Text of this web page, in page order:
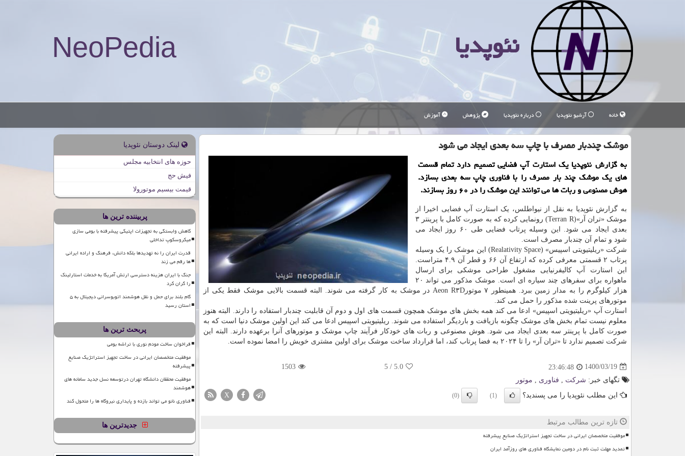
نئوپدیا NeoPedia
خانه آرشیو نئوپدیا درباره نئوپدیا پژوهش آموزش
موشك چندبار مصرف با چاپ سه بعدی ایجاد می شود
به گزارش نئوپدیا یک استارت آپ فضایی تصمیم دارد تمام قسمت
های یک موشک چند بار مصرف را با فناوری چاپ سه بعدی بسازد.
هوش مصنوعی و ربات ها می توانند این موشک را در ۶۰ روز بسازند.
به گزارش نئوپدیا به نقل از نیواطلس، یک استارت آپ فضایی اخیرا از
موشک «تران آر»(Terran R) رونمایی کرده که به صورت کامل با پرینتر ۳
بعدی ایجاد می شود. این وسیله پرتاب فضایی طی ۶۰ روز ایجاد می
شود و تمام آن چندبار مصرف است.
شرکت «ریلیتیویتی اسپیس» (Realativity Space) این موشک را یک وسیله
پرتاب ۲ قسمتی معرفی کرده که ارتفاع آن ۶۶ و قطر آن ۴.۹ متراست.
این استارت آپ کالیفرنیایی مشغول طراحی موشکی برای ارسال
ماهواره برای سفرهای چند سیاره ای است. موشک مذکور می تواند ۲۰
هزار کیلوگرم را به مدار زمین ببرد. همینطور ۷ موتورAeon R۳D در موشک به کار گرفته می شوند. البته قسمت بالایی موشک فقط یکی از
موتورهای پرینت شده مذکور را حمل می کند.
استارت آپ «ریلیتیویتی اسپیس» ادعا می کند همه بخش های موشک همچون قسمت های اول و دوم آن قابلیت چندبار استفاده را دارند. البته هنوز
معلوم نیست تمام بخش های موشک چگونه بازیافت و باردیگر استفاده می شوند. ریلیتیویتی اسپیس ادعا می کند این اولین موشک دنیا است که به
صورت کامل با پرینتر سه بعدی ایجاد می شود. هوش مصنوعی و ربات های خودکار فرآیند چاپ موشک و موتورهای آنرا برعهده دارند. البته این
شرکت تصمیم ندارد تا «تران آر» را تا ۲۰۲۴ به فضا پرتاب کند، اما قرارداد ساخت موشک برای اولین مشتری خویش را امضا نموده است.
1400/03/19
23:46:48
5.0
/
5
1503
تگهای خبر: شركت فناوری
موتور
این مطلب نئوپدیا را می پسندید؟
(1)
(0)
X
تازه ترین مطالب مرتبط
موفقیت متخصصان ایرانی در ساخت تجهیز استراتژیک صنایع پیشرفته
تمدید مهلت ثبت نام در دومین نمایشگاه فناوری های روزآمد ایران
لینک دوستان نئوپدیا
حوزه های انتخابیه مجلس
فیش حج
قیمت بیسیم موتورولا
پربیننده ترین ها
کاهش وابستگی به تجهیزات اپتیکی پیشرفته با بومی سازی
میکروسکوپ تداخلی
قدرت ایران را نه تهدیدها بلکه دانش، فرهنگ و اراده ایرانی
ها رقم می زند
جنگ با ایران هزینه دسترسی ارتش آمریکا به خدمات استارلینک
را گران کرد
گام بلند برای حمل و نقل هوشمند اتوبوسرانی دیجیتال به ۵
استان رسید
پربحث ترین ها
فراخوان ساخت مودم نوری با تراشه بومی
موفقیت متخصصان ایرانی در ساخت تجهیز استراتژیک صنایع
پیشرفته
موفقیت محققان دانشگاه تهران درتوسعه نسل جدید سامانه های
هوشمند
فناوری نانو می تواند بازده و پایداری نیروگاه ها را متحول کند
جدیدترین ها